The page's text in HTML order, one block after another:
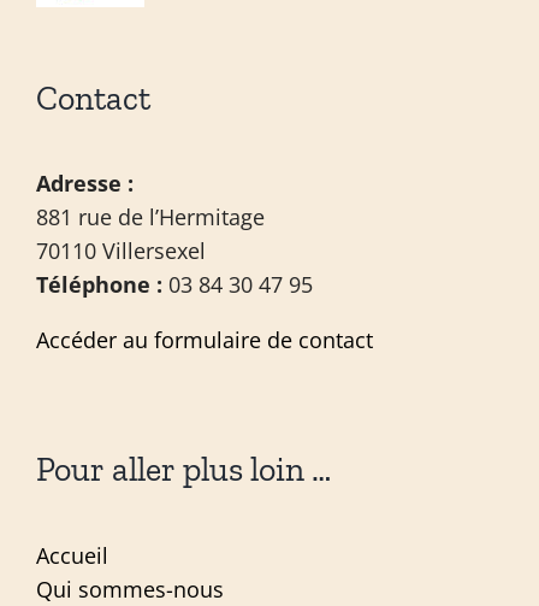
Contact
Adresse :
881 rue de l’Hermitage
70110 Villersexel
Téléphone : 03 84 30 47 95
Accéder au formulaire de contact
Pour aller plus loin …
Accueil
Qui sommes-nous